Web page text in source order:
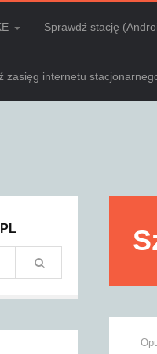
Sprawdź stację
zasięg internetu